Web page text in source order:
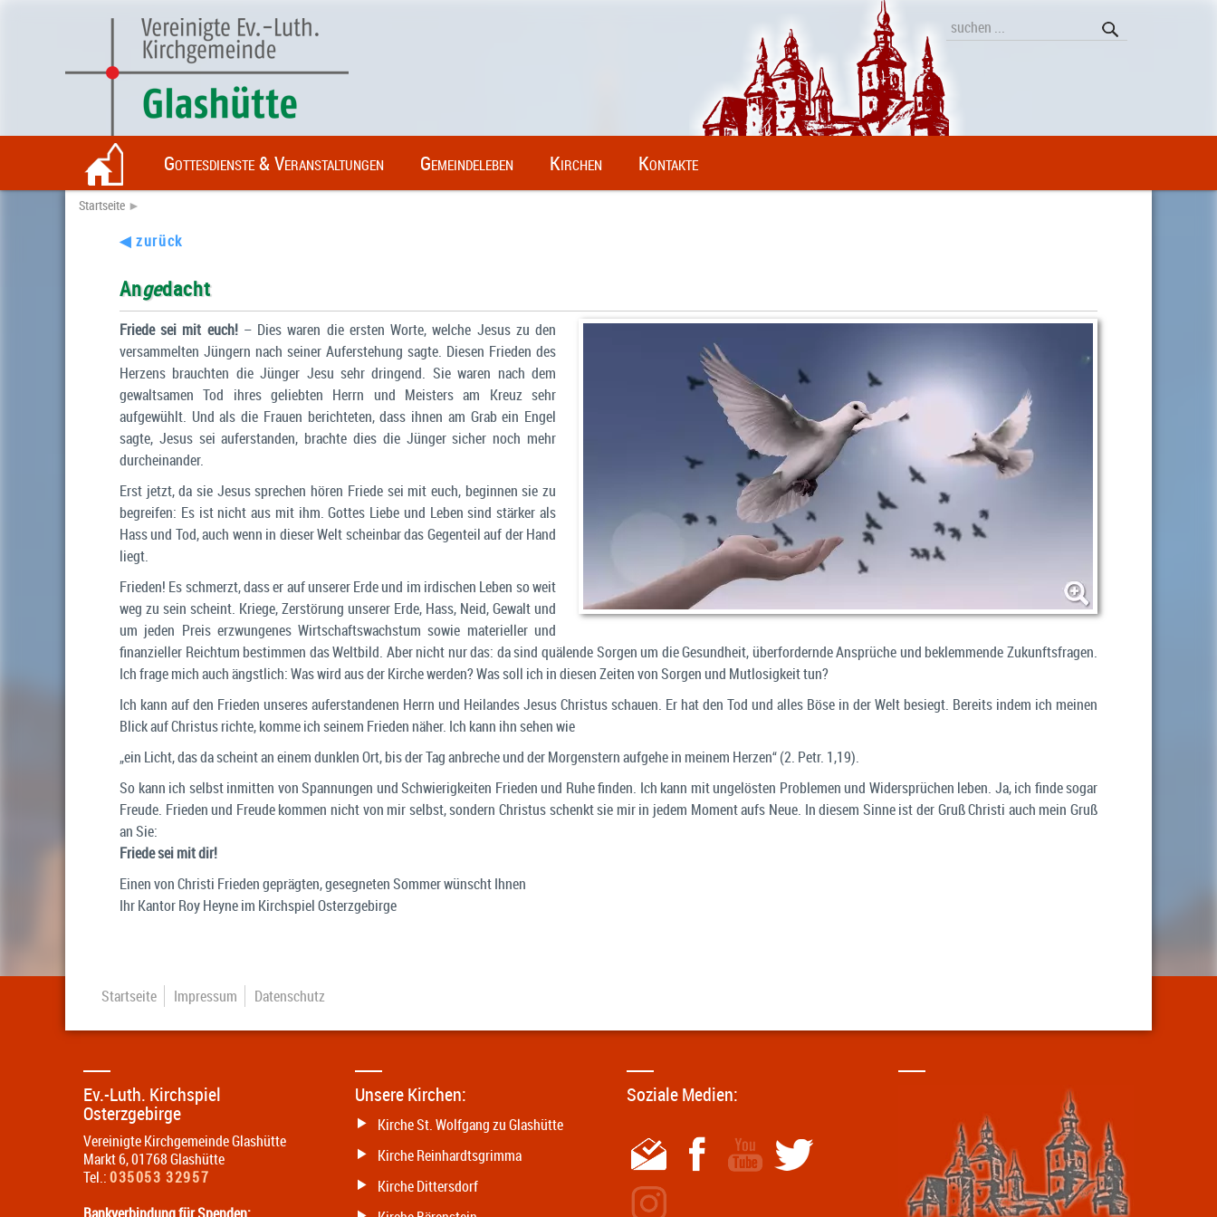
Startseite ►
◀ zurück
Angedacht
Friede sei mit euch!– Dies waren die ersten Worte, welche Jesus zu den
versammelten Jüngern nach seiner Auferstehung sagte. Diesen Frieden des
Herzens brauchten die Jünger Jesu sehr dringend. Sie waren nach dem
gewaltsamen Tod ihres geliebten Herrn und Meisters am Kreuz sehr
aufgewühlt. Und als die Frauen berichteten, dass ihnen am Grab ein Engel
sagte, Jesus sei auferstanden, brachte dies die Jünger sicher noch mehr
durcheinander.
Erst jetzt, da sie Jesus sprechen hören Friede sei mit euch, beginnen sie zu
begreifen: Es ist nicht aus mit ihm. Gottes Liebe und Leben sind stärker als
Hass und Tod, auch wenn in dieser Welt scheinbar das Gegenteil auf der Hand
liegt.
Frieden! Es schmerzt, dass er auf unserer Erde und im irdischen Leben so weit
weg zu sein scheint. Kriege, Zerstörung unserer Erde, Hass, Neid, Gewalt und
um jeden Preis erzwungenes Wirtschaftswachstum sowie materieller und
finanzieller Reichtum bestimmen das Weltbild. Aber nicht nur das: da sind quälende Sorgen um die Gesundheit, überfordernde Ansprüche und beklemmende Zukunftsfragen.
Ich frage mich auch ängstlich: Was wird aus der Kirche werden? Was soll ich in diesen Zeiten von Sorgen und Mutlosigkeit tun?
Ich kann auf den Frieden unseres auferstandenen Herrn und Heilandes Jesus Christus schauen. Er hat den Tod und alles Böse in der Welt besiegt. Bereits indem ich meinen
Blick auf Christus richte, komme ich seinem Frieden näher. Ich kann ihn sehen wie
„ein Licht, das da scheint an einem dunklen Ort, bis der Tag anbreche und der Morgenstern aufgehe in meinem Herzen“ (2. Petr. 1,19).
So kann ich selbst inmitten von Spannungen und Schwierigkeiten Frieden und Ruhe finden. Ich kann mit ungelösten Problemen und Widersprüchen leben. Ja, ich finde sogar
Freude. Frieden und Freude kommen nicht von mir selbst, sondern Christus schenkt sie mir in jedem Moment aufs Neue. In diesem Sinne ist der Gruß Christi auch mein Gruß
an Sie:
Friede sei mit dir!
Einen von Christi Frieden geprägten, gesegneten Sommer wünscht Ihnen
Ihr Kantor Roy Heyne im Kirchspiel Osterzgebirge
Startseite Impressum Datenschutz
Ev.-Luth. Kirchspiel
Osterzgebirge
Vereinigte Kirchgemeinde Glashütte
Markt 6,01768Glashütte
Tel.:035053 32957
Unsere Kirchen:
Kirche St. Wolfgang zu Glashütte
Kirche Reinhardtsgrimma
Kirche Dittersdorf
Soziale Medien:
Gottesdienste & Veranstaltungen Gemeindeleben Kirchen Kontakte